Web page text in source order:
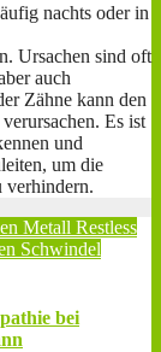
nachts oder in
Ursachen sind oft
auch
Zähne kann den
Es ist
und
um die
verhindern.
Metall Restless
Schwindel
bei